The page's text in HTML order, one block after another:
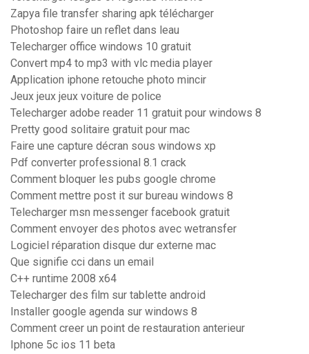
Zapya file transfer sharing apk télécharger
Photoshop faire un reflet dans leau
Telecharger office windows 10 gratuit
Convert mp4 to mp3 with vlc media player
Application iphone retouche photo mincir
Jeux jeux jeux voiture de police
Telecharger adobe reader 11 gratuit pour windows 8
Pretty good solitaire gratuit pour mac
Faire une capture décran sous windows xp
Pdf converter professional 8.1 crack
Comment bloquer les pubs google chrome
Comment mettre post it sur bureau windows 8
Telecharger msn messenger facebook gratuit
Comment envoyer des photos avec wetransfer
Logiciel réparation disque dur externe mac
Que signifie cci dans un email
C++ runtime 2008 x64
Telecharger des film sur tablette android
Installer google agenda sur windows 8
Comment creer un point de restauration anterieur
Iphone 5c ios 11 beta